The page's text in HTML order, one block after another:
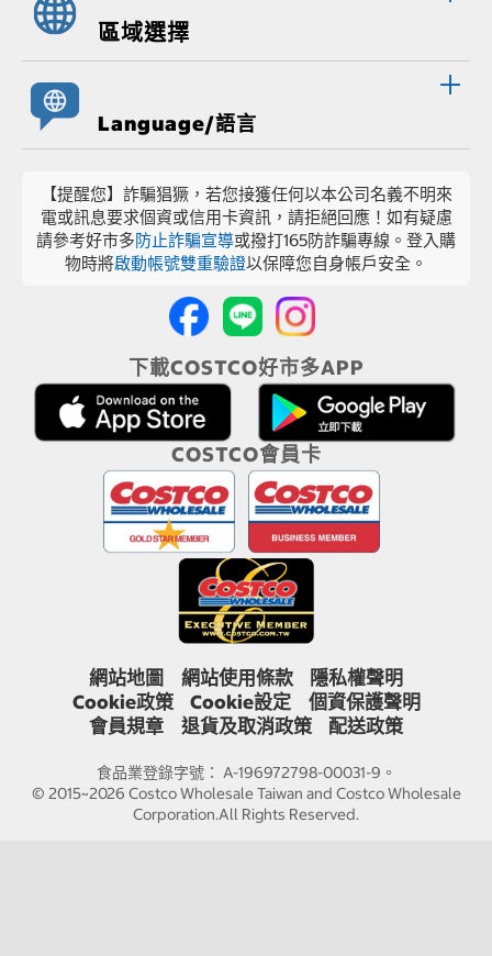
區域選擇
Language/語言
【提醒您】詐騙猖獗，若您接獲任何以本公司名義不明來
電或訊息要求個資或信用卡資訊，請拒絕回應！如有疑慮
請參考好市多防止詐騙宣導或撥打165防詐騙專線。登入購
物時將啟動帳號雙重驗證以保障您自身帳戶安全。
下載COSTCO好市多APP
COSTCO會員卡
網站地圖 網站使用條款
隱私權聲明
Cookie政策
Cookie設定
個資保護聲明
會員規章
退貨及取消政策 配送政策
食品業登錄字號： A-196972798-00031-9。
© 2015~2026 Costco Wholesale Taiwan and Costco Wholesale
Corporation.All Rights Reserved.